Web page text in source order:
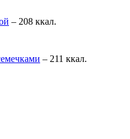
– 208 ккал.
– 211 ккал.